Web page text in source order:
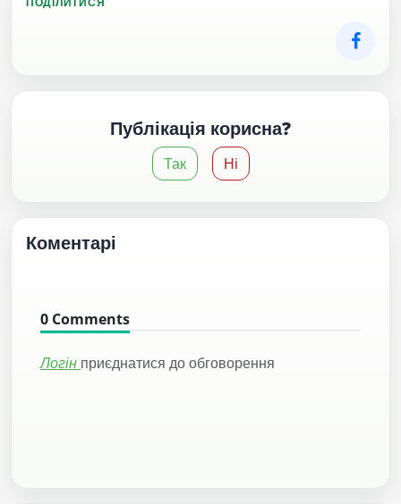
Публікація корисна?
Так Ні
Коментарі
0 Comments
Логін приєднатися до обговорення